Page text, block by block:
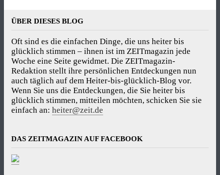
ÜBER DIESES BLOG
Oft sind es die einfachen Dinge, die uns heiter bis
glücklich stimmen – ihnen ist im ZEITmagazin jede
Woche eine Seite gewidmet. Die ZEITmagazin-
Redaktion stellt ihre persönlichen Entdeckungen nun
auch täglich auf dem Heiter-bis-glücklich-Blog vor.
Wenn Sie uns die Entdeckungen, die Sie heiter bis
glücklich stimmen, mitteilen möchten, schicken Sie sie
einfach an: heiter@zeit.de
DAS ZEITMAGAZIN AUF FACEBOOK